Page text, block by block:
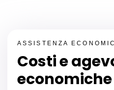
ASSISTENZA
Costi e
economiche